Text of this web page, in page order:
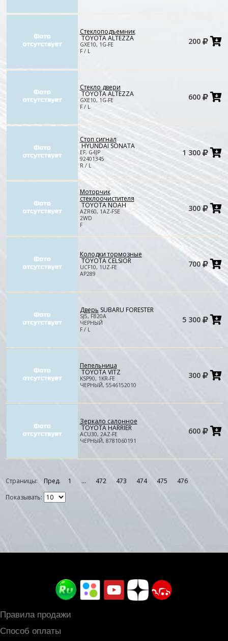
Стеклоподъемник
TOYOTA ALTEZZA
GXE10, 1G-FE
F / L
200
Стекло двери
TOYOTA ALTEZZA
GXE10, 1G-FE
F / L
600
Стоп сигнал
HYUNDAI SONATA
EF, G4JP
92401345
R / L
1 300 в
Моторчик
стеклоочистителя
TOYOTA NOAH
AZR60, 1AZ-FSE
2WD
F
300 в
Колодки тормозные
TOYOTA CELSIOR
UCF10, 1UZ-FE
AP289
700 в
Дверь SUBARU FORESTER
SJ5, FB20A
ЧЕРНЫЙ
F / L
5 300
Пепельница
TOYOTA VITZ
KSP90, 1KR-FE
ЧЕРНЫЙ, 5546152010
300
Зеркало салонное
TOYOTA HARRIER
ACU30, 2AZ-FE
ЧЕРНЫЙ, 8781060191
600
Страницы: Пред. 1 ... 472 473 474 475
476
Показывать:
Правила продажи
Способ оплаты